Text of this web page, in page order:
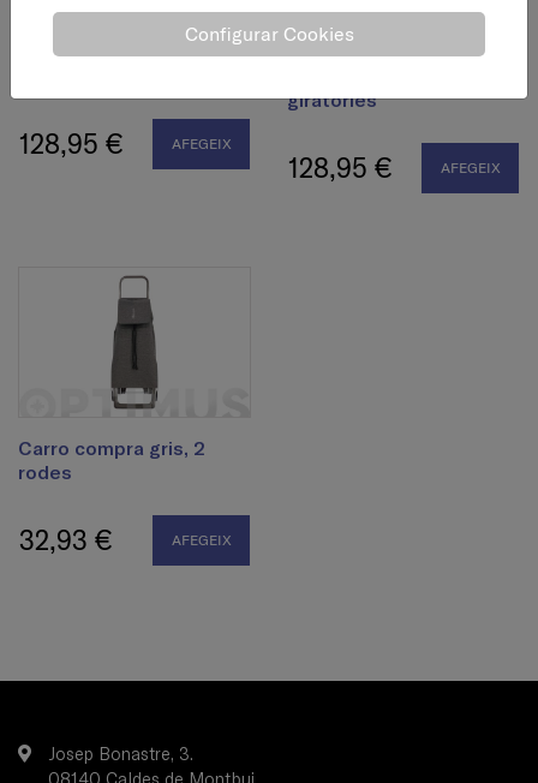
Carro compra GO UP
128,95 € AFEGEIX
Carro compra GO UP
giratòries
128,95 € AFEGEIX
Carro compra gris, 2
rodes
32,93 € AFEGEIX
Josep Bonastre, 3.
Configurar Cookies